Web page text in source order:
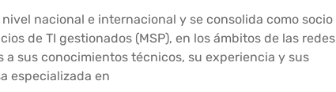
nacional e internacional y se consolida como socio
de TI gestionados (MSP), en los ámbitos de las redes
sus conocimientos técnicos, su experiencia y sus
especializada en